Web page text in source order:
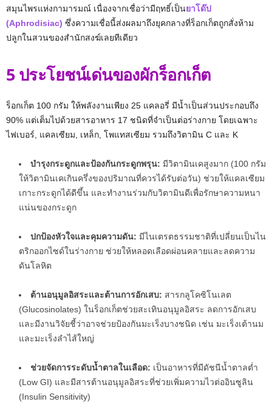
สมุนไพรแห่งกามารมณ์ เนื่องจากเชื่อว่ามีฤทธิ์เป็นยาโด๊ป
(Aphrodisiac) ซึ่งความเชื่อนี้ส่งผลมาถึงยุคกลางที่ร็อกเก็ตถูกสั่งห้าม
ปลูกในสวนของสำนักสงฆ์เลยทีเดียว
5 ประโยชน์เด่นของผักร็อกเก็ต
ร็อกเก็ต 100 กรัม ให้พลังงานเพียง 25 แคลอรี่ มีน้ำเป็นส่วนประกอบถึง
90% แต่เต็มไปด้วยสารอาหาร 17 ชนิดที่จำเป็นต่อร่างกาย โดยเฉพาะ
ไฟเบอร์, แคลเซียม, เหล็ก, โพแทสเซียม รวมถึงวิตามิน C และ K
บำรุงกระดูกและป้องกันกระดูกพรุน: มีวิตามินเคสูงมาก (100 กรัม
ให้วิตามินเคเกินครึ่งของปริมาณที่ควรได้รับต่อวัน) ช่วยให้แคลเซียม
เกาะกระดูกได้ดีขึ้น และทำงานร่วมกับวิตามินดีเพื่อรักษาความหนา
แน่นของกระดูก
ปกป้องหัวใจและคุมความดัน: มีไนเตรตธรรมชาติที่เปลี่ยนเป็นไน
ตริกออกไซด์ในร่างกาย ช่วยให้หลอดเลือดผ่อนคลายและลดความ
ดันโลหิต
ต้านอนุมูลอิสระและต้านการอักเสบ: สารกลูโคซิโนเลต
(Glucosinolates) ในร็อกเก็ตช่วยสะเทินอนุมูลอิสระ ลดการอักเสบ
และมีงานวิจัยชี้ว่าอาจช่วยป้องกันมะเร็งบางชนิด เช่น มะเร็งเต้านม
และมะเร็งลำไส้ใหญ่
ช่วยจัดการระดับน้ำตาลในเลือด: เป็นอาหารที่มีดัชนีน้ำตาลต่ำ
(Low GI) และมีสารต้านอนุมูลอิสระที่ช่วยเพิ่มความไวต่ออินซูลิน
(Insulin Sensitivity)